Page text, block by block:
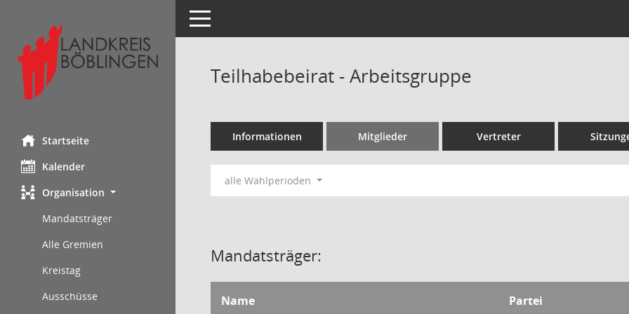
Startseite
Kalender
Organisation
Mandatsträger
Alle Gremien
Kreistag
Ausschüsse
Toggle navigation
Teilhabebeirat - Arbeitsgruppe
Informationen Mitglieder Vertreter
alle Wahlperioden
Mandatsträger:
Name Partei